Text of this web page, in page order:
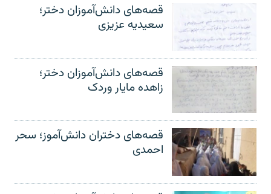
قصه‌های دانش‌آموزان دختر؛
سعیدیه عزیزی
قصه‌های دانش‌آموزان دختر؛
زاهده مایار وردک
قصه‌های دختران دانش‌آموز؛ سحر
احمدی